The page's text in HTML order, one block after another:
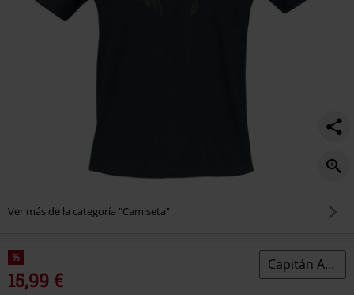
Ver más de la categoría "Camiseta"
%
15,99 €
Capitán América